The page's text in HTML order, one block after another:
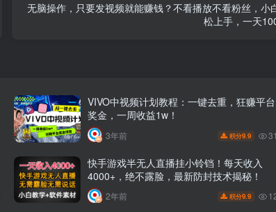
无脑操作，只要发视频就能赚钱？不看播放不看粉丝，小
松上手，一天
VIVO中视频计划教程：一键去重，狂赚平台
奖金，一周收益1w！
3年前 积分9.9
快手游戏半无人直播挂小铃铛！每天收入
4000+，绝不露脸，最新防封技术揭秘！
2年前 积分9.9